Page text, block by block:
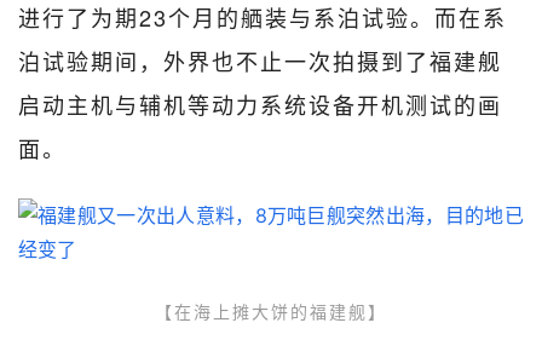
进行了为期23个月的舾装与系泊试验。而在系
泊试验期间，外界也不止一次拍摄到了福建舰
启动主机与辅机等动力系统设备开机测试的画
面。
【在海上摊大饼的福建舰】